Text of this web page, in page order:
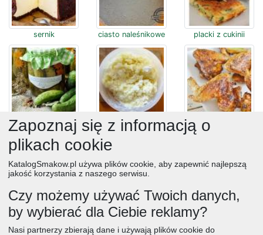
sernik ciasto naleśnikowe placki z cukinii
ziemniaki
placki pancakes przekąski
desery
Zapoznaj się z informacją o
plikach cookie
KatalogSmakow.pl używa plików cookie, aby zapewnić najlepszą
jakość korzystania z naszego serwisu.
Czy możemy używać Twoich danych,
by wybierać dla Ciebie reklamy?
Nasi partnerzy zbierają dane i używają plików cookie do